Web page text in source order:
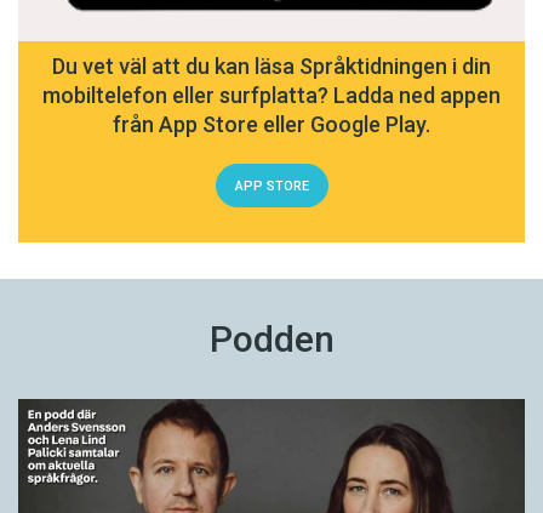
Du vet väl att du kan läsa Språktidningen i din
mobiltelefon eller surfplatta? Ladda ned appen
från App Store eller Google Play.
APP STORE
Podden